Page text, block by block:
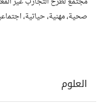
صحية، مهنية، حياتية،
العلوم